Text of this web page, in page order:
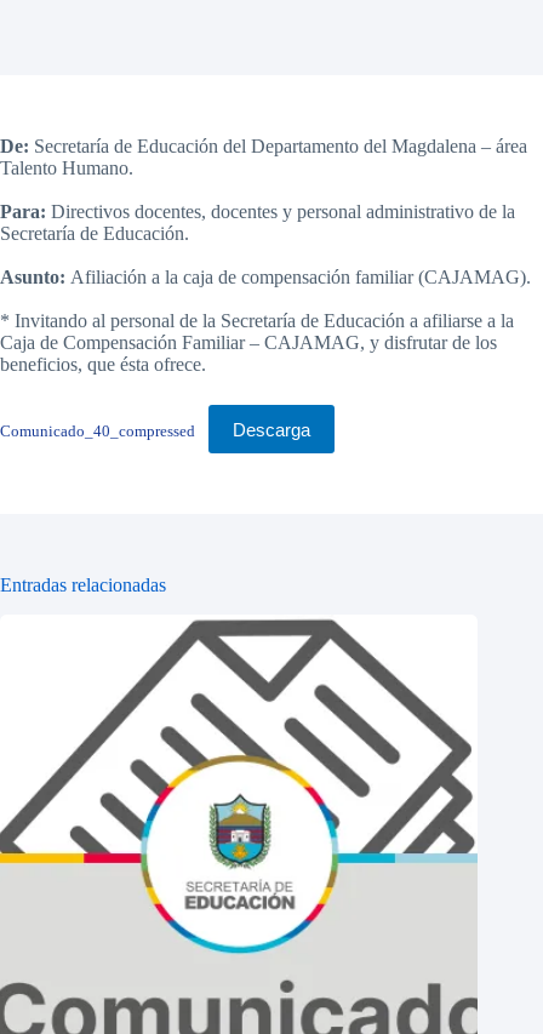
De: Secretaría de Educación del Departamento del Magdalena – área
Talento Humano.
Para: Directivos docentes, docentes y personal administrativo de la
Secretaría de Educación.
Asunto: Afiliación a la caja de compensación familiar (CAJAMAG).
* Invitando al personal de la Secretaría de Educación a afiliarse a la
Caja de Compensación Familiar – CAJAMAG, y disfrutar de los
beneficios, que ésta ofrece.
Comunicado_40_compressed Descarga
Entradas relacionadas